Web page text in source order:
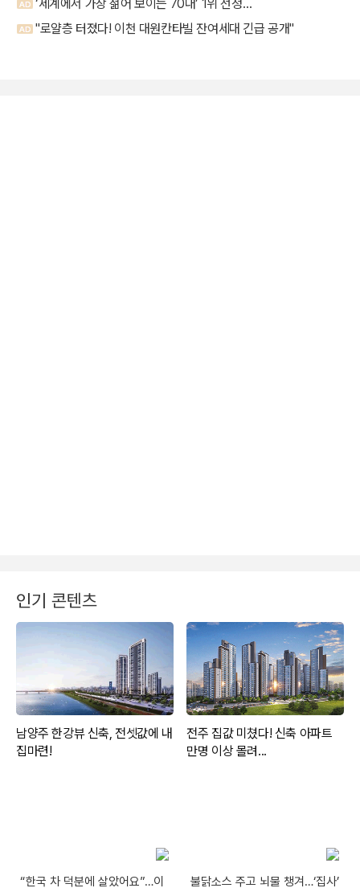
인기 콘텐츠
“한국 차 덕분에 살았어요”…이
불닭소스 주고 뇌물 챙겨…‘집사’